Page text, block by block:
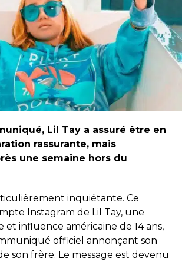
Lil Tay a assuré être en
rassurante, mais
une semaine hors du
inquiétante. Ce
Instagram de Lil Tay, une
et influence américaine de 14 ans,
officiel annonçant son
son frère. Le message est devenu